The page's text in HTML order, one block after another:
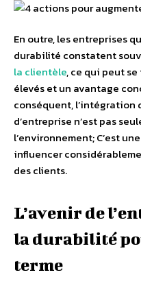
En outre, les entreprises
durabilité constatent
la clientèle, ce qui peut
élevés et un avantage
conséquent, l’intégration
d’entreprise n’est pas
l’environnement; C’est
influencer
des clients.
L’avenir de
la durabilité
terme